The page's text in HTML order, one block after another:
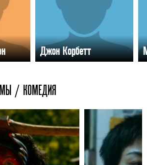
Джон Корбетт
/ КОМЕДИЯ